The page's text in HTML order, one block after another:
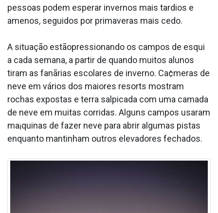
pessoas podem esperar invernos mais tardios e
amenos, seguidos por primaveras mais cedo.
A situação estãopressionando os campos de esqui
a cada semana, a partir de quando muitos alunos
tiram as fanãrias escolares de inverno. Ca¢meras de
neve em vários dos maiores resorts mostram
rochas expostas e terra salpicada com uma camada
de neve em muitas corridas. Alguns campos usaram
ma¡quinas de fazer neve para abrir algumas pistas
enquanto mantinham outros elevadores fechados.